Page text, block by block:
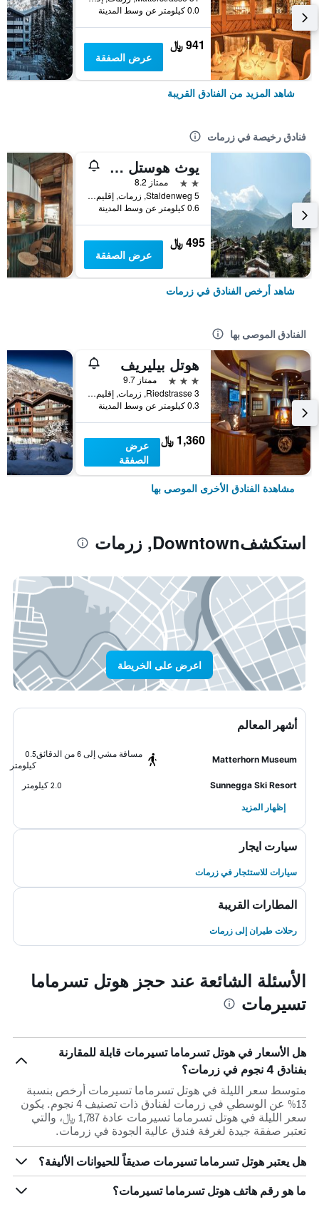
0.0 كيلومتر عن وسط المدينة
941 ﷼
عرض الصفقة
شاهد المزيد من الفنادق القريبة
فنادق رخيصة في زرمات
يوث هوستل زيرمات
2 نجمتين
ممتاز 8.2
Staldenweg 5, زرمات, إقليم فاليه, سويسرا
0.6 كيلومتر عن وسط المدينة
495 ﷼
عرض الصفقة
شاهد أرخص الفنادق في زرمات
الفنادق الموصى بها
هوتل بيليريف
3 نجوم
ممتاز 9.7
Riedstrasse 3, زرمات, إقليم فاليه, سويسرا
0.3 كيلومتر عن وسط المدينة
1,360 ﷼
عرض
الصفقة
مشاهدة الفنادق الأخرى الموصى بها
استكشفDowntown, زرمات
اعرض على الخريطة
أشهر المعالم
Matterhorn Museum
مسافة مشي إلى 6 من الدقائق
0.5
كيلومتر
Sunnegga Ski Resort
2.0 كيلومتر
إظهار المزيد
سيارت ايجار
سيارات للاستئجار في زرمات
المطارات القريبة
رحلات طيران إلى زرمات
الأسئلة الشائعة عند حجز هوتل تسرماما
تسيرمات
هل الأسعار في هوتل تسرماما تسيرمات قابلة للمقارنة
بفنادق 4 نجوم في زرمات؟
متوسط سعر الليلة في هوتل تسرماما تسيرمات أرخص بنسبة
13% عن الوسطي في زرمات لفنادق ذات تصنيف 4 نجوم. يكون
سعر الليلة في هوتل تسرماما تسيرمات عادة 1,787 ﷼، والتي
تعتبر صفقة جيدة لغرفة فندق عالية الجودة في زرمات.
هل يعتبر هوتل تسرماما تسيرمات صديقاً للحيوانات الأليفة؟
ما هو رقم هاتف هوتل تسرماما تسيرمات؟